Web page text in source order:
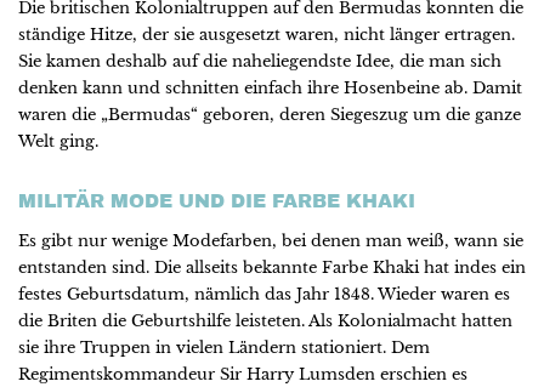
Die britischen Kolonialtruppen auf den Bermudas konnten die
ständige Hitze, der sie ausgesetzt waren, nicht länger ertragen.
Sie kamen deshalb auf die naheliegendste Idee, die man sich
denken kann und schnitten einfach ihre Hosenbeine ab. Damit
waren die „Bermudas“ geboren, deren Siegeszug um die ganze
Welt ging.
MILITÄR MODE UND DIE FARBE KHAKI
Es gibt nur wenige Modefarben, bei denen man weiß, wann sie
entstanden sind. Die allseits bekannte Farbe Khaki hat indes ein
festes Geburtsdatum, nämlich das Jahr 1848. Wieder waren es
die Briten die Geburtshilfe leisteten. Als Kolonialmacht hatten
sie ihre Truppen in vielen Ländern stationiert. Dem
Regimentskommandeur Sir Harry Lumsden erschien es